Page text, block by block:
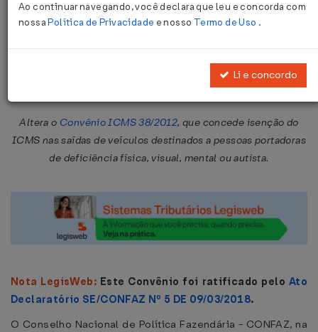
Convênio ICMS Nº 11 DE
Altera o Convênio ICMS 38/2012, que concede isenção do
ICMS nas saídas de veículos destinados a pessoas portadoras
de deficiência física, visual, mental ou autista.
Nota LegisWeb: Este Convênio foi ratificado pelo Ato
Declaratório SE/CONFAZ Nº 5 DE 09/03/2018.
O Conselho Nacional de Política Fazendária - CONFAZ, na
Ao continuar navegando, você declara que leu e concorda com
nossaPolítica de Privacidade e nosso Termo de Uso .
Li e concordo